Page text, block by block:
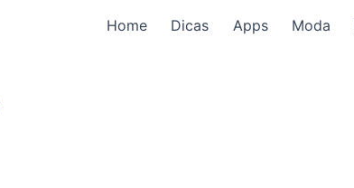
Home Dicas Apps Moda